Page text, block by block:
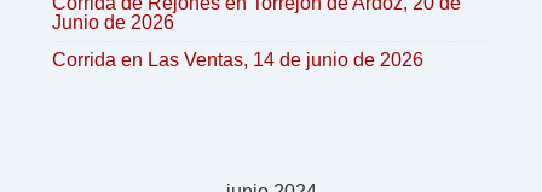
Junio de 2026
Corrida en Las Ventas, 14 de junio de 2026